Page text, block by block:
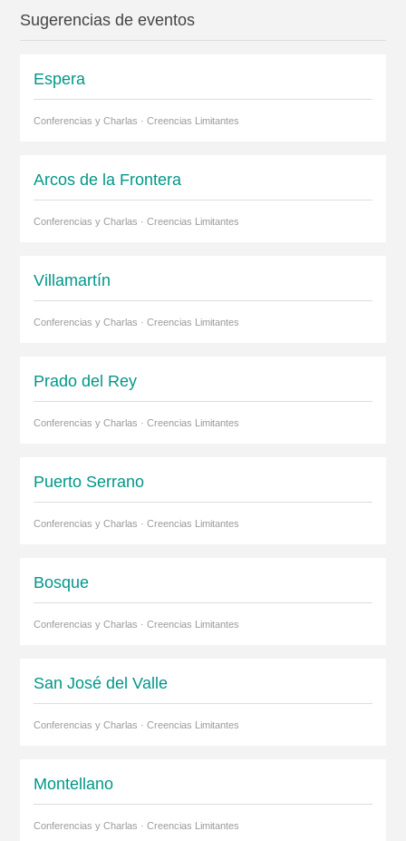
Sugerencias de eventos
Espera
Conferencias y Charlas · Creencias Limitantes
Arcos de la Frontera
Conferencias y Charlas · Creencias Limitantes
Villamartín
Conferencias y Charlas · Creencias Limitantes
Prado del Rey
Conferencias y Charlas · Creencias Limitantes
Puerto Serrano
Conferencias y Charlas · Creencias Limitantes
Bosque
Conferencias y Charlas · Creencias Limitantes
San José del Valle
Conferencias y Charlas · Creencias Limitantes
Montellano
Conferencias y Charlas · Creencias Limitantes